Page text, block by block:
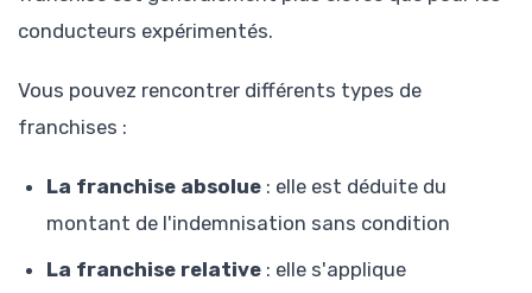
conducteurs expérimentés.
Vous pouvez rencontrer différents types de
franchises :
La franchise absolue : elle est déduite du
montant de l'indemnisation sans condition
La franchise relative : elle s'applique